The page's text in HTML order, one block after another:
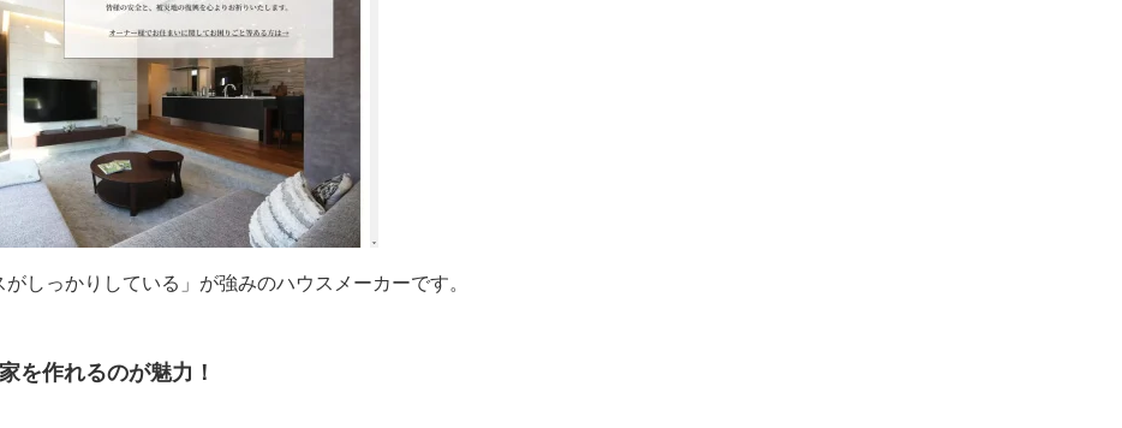
しっかりしている」が強みのハウスメーカーです。
を作れるのが魅力！